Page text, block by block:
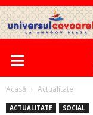
Acasă Actualitate
ACTUALITATE SOCIAL